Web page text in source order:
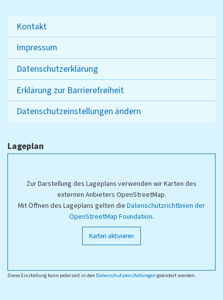
Kontakt
Impressum
Datenschutzerklärung
Erklärung zur Barrierefreiheit
Datenschutzeinstellungen ändern
Lageplan
Zur Darstellung des Lageplans verwenden wir Karten des
externen Anbieters OpenStreetMap.
Mit Öffnen des Lageplans gelten die Datenschutzrichtlinien der
OpenStreetMap Foundation.
Karten aktivieren
Diese Einstellung kann jederzeit in den Datenschutzeinstellungen geändert werden.